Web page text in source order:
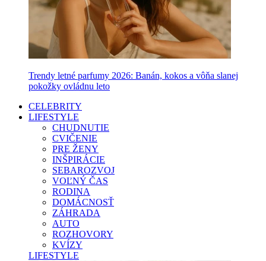
Trendy letné parfumy 2026: Banán, kokos a vôňa slanej
pokožky ovládnu leto
CELEBRITY
LIFESTYLE
CHUDNUTIE
CVIČENIE
PRE ŽENY
INŠPIRÁCIE
SEBAROZVOJ
VOĽNÝ ČAS
RODINA
DOMÁCNOSŤ
ZÁHRADA
AUTO
ROZHOVORY
KVÍZY
LIFESTYLE